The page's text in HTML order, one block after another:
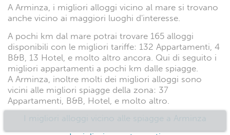
A Arminza, i migliori alloggi vicino al mare si trovano
anche vicino ai maggiori luoghi d'interesse.
A pochi km dal mare potrai trovare 165 alloggi
disponibili con le migliori tariffe: 132 Appartamenti, 4
B&B, 13 Hotel, e molto altro ancora. Qui di seguito i
migliori appartamenti a pochi km dalle spiagge.
A Arminza, inoltre molti dei migliori alloggi sono
vicini alle migliori spiagge della zona: 37
Appartamenti, B&B, Hotel, e molto altro.
I migliori alloggi vicino alle spiagge a Arminza